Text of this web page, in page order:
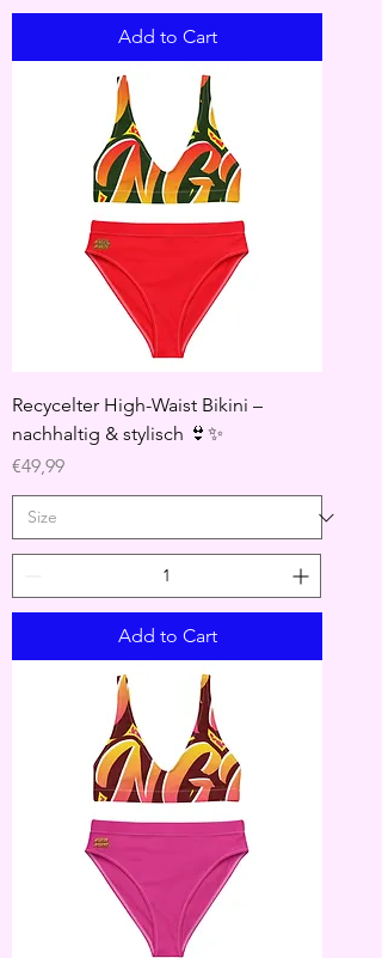
Add to Cart
Recycelter High-Waist Bikini –
nachhaltig & stylisch 👙✨
Price
€49,99
Add to Cart